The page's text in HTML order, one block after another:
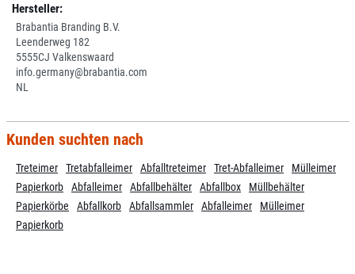
Hersteller:
Brabantia Branding B.V.
Leenderweg 182
5555CJ Valkenswaard
info.germany@brabantia.com
NL
Kunden suchten nach
Treteimer Tretabfalleimer Abfalltreteimer Tret-Abfalleimer
Mülleimer
Papierkorb
Abfalleimer Abfallbehälter Abfallbox
Müllbehälter
Papierkörbe
Abfallkorb Abfallsammler Abfalleimer
Mülleimer
Papierkorb